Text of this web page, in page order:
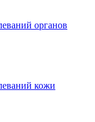
органов
кожи